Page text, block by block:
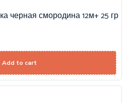
черная смородина 12м+ 25 гр
Add to cart